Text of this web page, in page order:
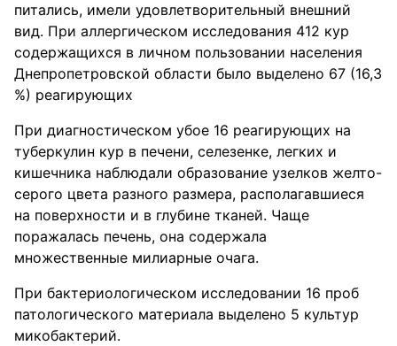
питались, имели удовлетворительный внешний
вид. При аллергическом исследования 412 кур
содержащихся в личном пользовании населения
Днепропетровской области было выделено 67 (16,3
%) реагирующих
При диагностическом убое 16 реагирующих на
туберкулин кур в печени, селезенке, легких и
кишечника наблюдали образование узелков желто-
серого цвета разного размера, располагавшиеся
на поверхности и в глубине тканей. Чаще
поражалась печень, она содержала
множественные милиарные очага.
При бактериологическом исследовании 16 проб
патологического материала выделено 5 культур
микобактерий.